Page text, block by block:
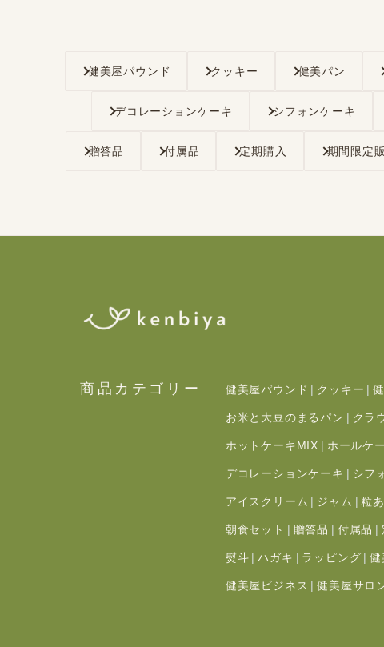
健美屋パウンド クッキー 健美パン
デコレーションケーキ シフォンケーキ
贈答品 付属品 定期購入 期間限定
商品カテゴリー 健美屋パウンド クッキー
お米と大豆のまるパン クラ
ホットケーキMIX ホールケ
デコレーションケーキ シフ
アイスクリーム ジャム 粒
朝食セット 贈答品 付属品
熨斗 ハガキ ラッピング 健
健美屋ビジネス 健美屋サロ